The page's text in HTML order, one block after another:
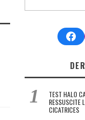
TEST HALO
RESSUSCITE
CICATRICES